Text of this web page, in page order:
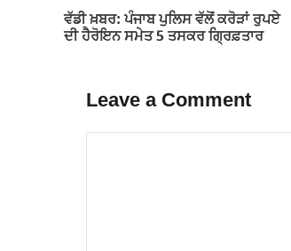
ਵੱਡੀ ਖ਼ਬਰ: ਪੰਜਾਬ ਪੁਲਿਸ ਵੱਲੋਂ ਕਰੋੜਾਂ ਰੁਪਏ
ਦੀ ਹੈਰੋਇਨ ਸਮੇਤ 5 ਤਸਕਰ ਗ੍ਰਿਫ਼ਤਾਰ
Leave a Comment